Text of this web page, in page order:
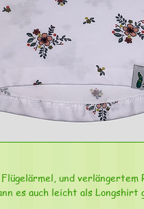
und verlängertem
es auch leicht als Longshirt